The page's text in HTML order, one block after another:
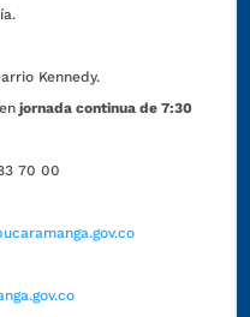
Kennedy.
jornada continua de 7:30
70 00